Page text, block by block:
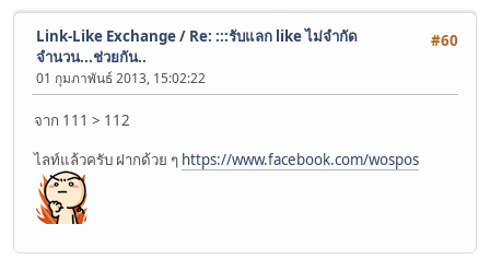
#60
Link-Like Exchange/ Re: :::รับแลก like ไม่จำกัด
จำนวน...ช่วยกัน..
01 กุมภาพันธ์ 2013, 15:02:22
จาก 111 > 112
ไลท์แล้วครับ ฝากด้วย ๆ https://www.facebook.com/wospos